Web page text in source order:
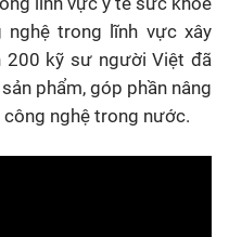
trong lĩnh vực xây
200 kỹ sư người Việt đã
phẩm, góp phần nâng
nghệ trong nước.